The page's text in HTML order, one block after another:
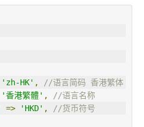
'zh-HK' ,
//语言简码 香港繁体
'香港繁體' ,
//语言名称
=> 'HKD' ,
//货币符号